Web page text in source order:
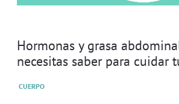
Hormonas y grasa
necesitas saber para cuidar
CUERPO